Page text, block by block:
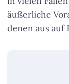
äußerliche
denen aus auf